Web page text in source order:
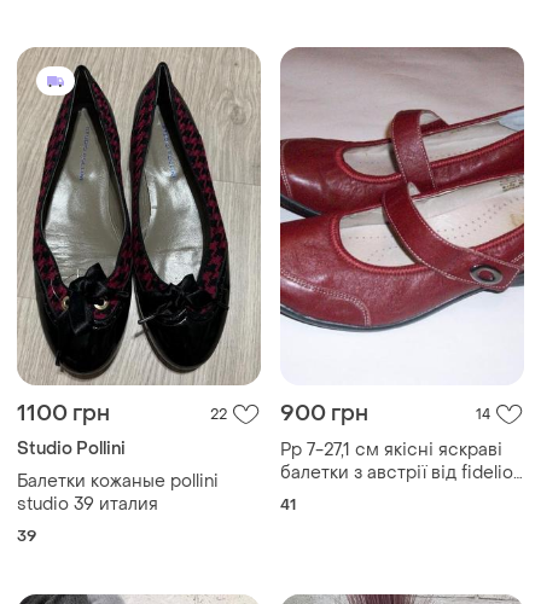
1100 грн 22
Studio Pollini
Балетки кожаные pollini
studio 39 италия
39
900 грн 14
Рр 7-27,1 см якісні яскраві
балетки з австрії від fidelio
повністю шкіряні
41